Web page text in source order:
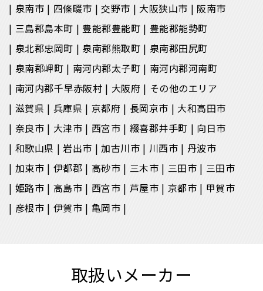
泉南市
四條畷市 交野市 大阪狭山市
阪南市
三島郡島本町
豊能郡豊能町
豊能郡能勢町
泉北郡忠岡町
泉南郡熊取町
泉南郡田尻町
泉南郡岬町
南河内郡太子町
南河内郡河南町
南河内郡千早赤阪村
大阪府
その他のエリア
滋賀県
兵庫県 京都府 長岡京市
大和高田市
奈良市
大津市 西宮市 綴喜郡井手町
向日市
和歌山県
岩出市 加古川市 川西市
丹波市
加東市
伊都郡 高砂市 三木市 三田市
三田市
姫路市
高島市 西宮市 芦屋市 京都市
甲賀市
彦根市
伊賀市 亀岡市
取扱いメーカー